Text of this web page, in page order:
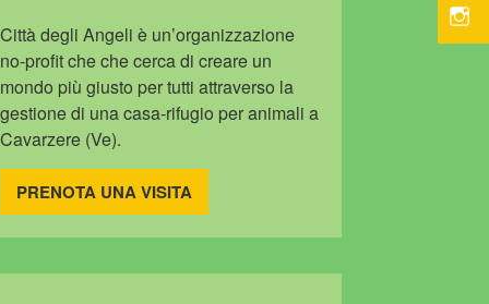
Città degli Angeli è un’organizzazione
no-profit che che cerca di creare un
mondo più giusto per tutti attraverso la
gestione di una casa-rifugio per animali a
Cavarzere (Ve).
PRENOTA UNA VISITA